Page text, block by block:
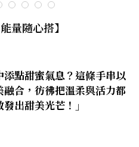
量隨心搭】
添點甜蜜氣息？這條手串以
合，彷彿把溫柔與活力都
出甜美光芒！」